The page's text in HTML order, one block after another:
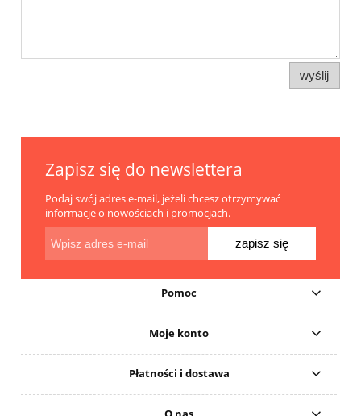
wyślij
Zapisz się do newslettera
Podaj swój adres e-mail, jeżeli chcesz otrzymywać
informacje o nowościach i promocjach.
zapisz się
Pomoc
Moje konto
Płatności i dostawa